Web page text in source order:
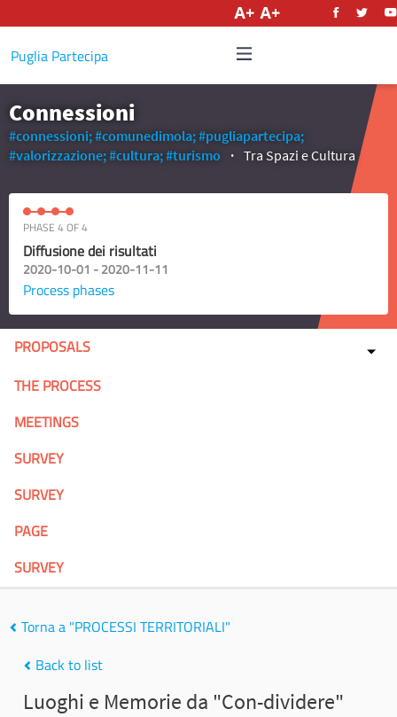
Puglia Partecipa
Connessioni
#connessioni;#comunedimola;#pugliapartecipa;
#valorizzazione;#cultura;#turismo Tra Spazi e Cultura
PHASE 4 OF 4
Diffusione dei risultati
2020-10-01 - 2020-11-11
Process phases
PROPOSALS
THE PROCESS
MEETINGS
SURVEY
SURVEY
PAGE
SURVEY
Torna a "PROCESSI TERRITORIALI"
Back to list
Luoghi e Memorie da "Con-dividere"